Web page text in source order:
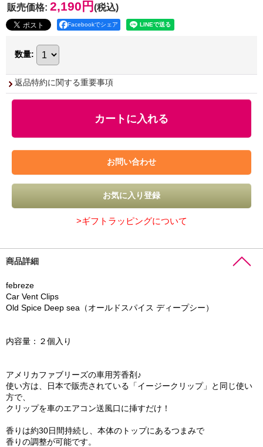
販売価格: 2,190円 (税込)
Facebookでシェア
数量:
返品特約に関する重要事項
>ギフトラッピングについて
商品詳細
febreze
Car Vent Clips
Old Spice Deep sea（オールドスパイス ディープシー）
内容量：２個入り
アメリカファブリーズの車用芳香剤♪
使い方は、日本で販売されている「イージークリップ」と同じ使い
方で、
クリップを車のエアコン送風口に挿すだけ！
香りは約30日間持続し、本体のトップにあるつまみで
香りの調整が可能です。